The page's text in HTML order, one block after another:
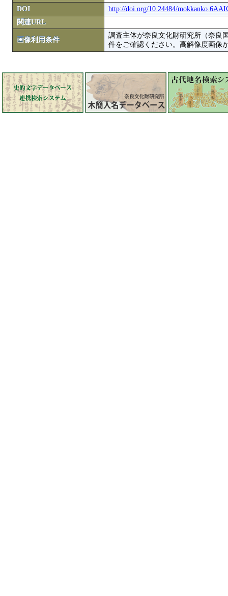
DOI
http://doi.org/10.24484/
関連URL
画像利用条件
調査主体が奈良文化財研究所（奈良
件をご確認ください。高解像度画像